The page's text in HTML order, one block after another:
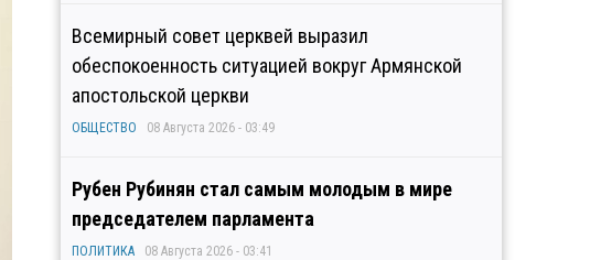
Всемирный совет церквей выразил
обеспокоенность ситуацией вокруг Армянской
апостольской церкви
ОБЩЕСТВО 08 Августа 2026 - 03:49
Рубен Рубинян стал самым молодым в мире
председателем парламента
ПОЛИТИКА 08 Августа 2026 - 03:41